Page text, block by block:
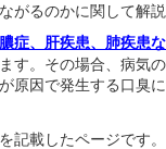
がるのかに関して解説
症、肝疾患、肺疾患な
す。その場合、病気
原因で発生する口臭に
記載したページです